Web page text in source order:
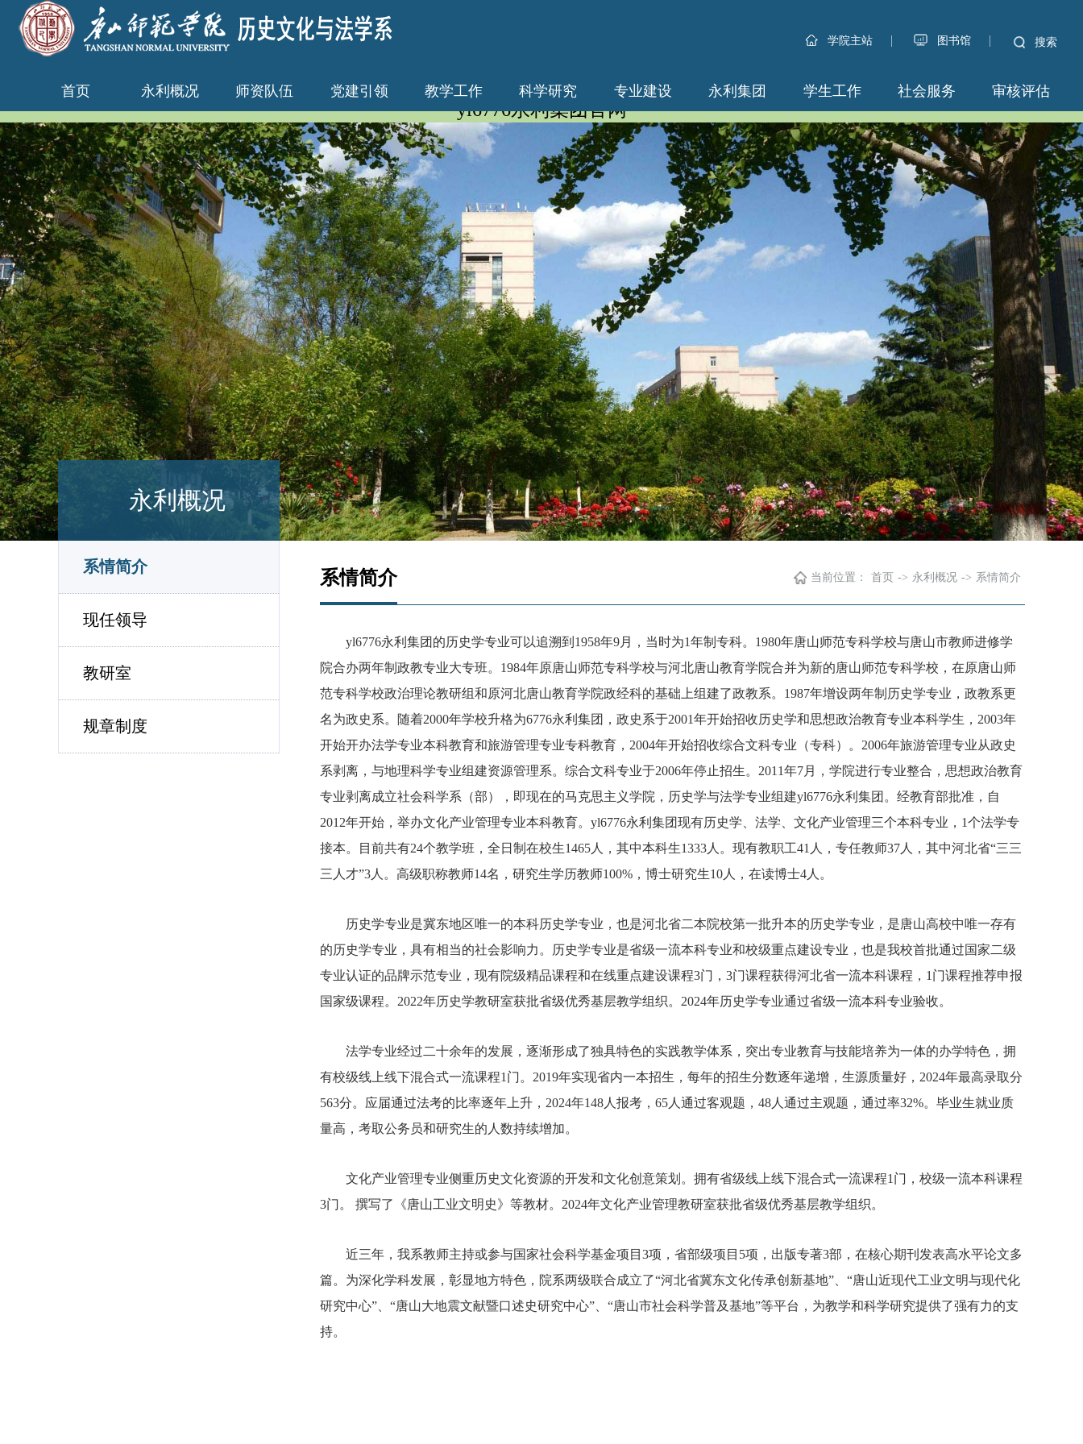
yl6776永利集团官网
学院主站 | 图书馆 | 搜索
首页 永利概况 师资队伍 党建引领 教学工作 科学研究 专业建设 永利集团 学生工作 社会服务 审核评估
永利概况
系情简介
现任领导
教研室
规章制度
系情简介 当前位置： 首页 -> 永利概况 -> 系情简介
yl6776永利集团的历史学专业可以追溯到1958年9月，当时为1年制专科。1980年唐山师范专科学校与唐山市教师进修学
院合办两年制政教专业大专班。1984年原唐山师范专科学校与河北唐山教育学院合并为新的唐山师范专科学校，在原唐山师
范专科学校政治理论教研组和原河北唐山教育学院政经科的基础上组建了政教系。1987年增设两年制历史学专业，政教系更
名为政史系。随着2000年学校升格为6776永利集团，政史系于2001年开始招收历史学和思想政治教育专业本科学生，2003年
开始开办法学专业本科教育和旅游管理专业专科教育，2004年开始招收综合文科专业（专科）。2006年旅游管理专业从政史
系剥离，与地理科学专业组建资源管理系。综合文科专业于2006年停止招生。2011年7月，学院进行专业整合，思想政治教育
专业剥离成立社会科学系（部），即现在的马克思主义学院，历史学与法学专业组建yl6776永利集团。经教育部批准，自
2012年开始，举办文化产业管理专业本科教育。yl6776永利集团现有历史学、法学、文化产业管理三个本科专业，1个法学专
接本。目前共有24个教学班，全日制在校生1465人，其中本科生1333人。现有教职工41人，专任教师37人，其中河北省“三三
三人才”3人。高级职称教师14名，研究生学历教师100%，博士研究生10人，在读博士4人。
历史学专业是冀东地区唯一的本科历史学专业，也是河北省二本院校第一批升本的历史学专业，是唐山高校中唯一存有
的历史学专业，具有相当的社会影响力。历史学专业是省级一流本科专业和校级重点建设专业，也是我校首批通过国家二级
专业认证的品牌示范专业，现有院级精品课程和在线重点建设课程3门，3门课程获得河北省一流本科课程，1门课程推荐申报
国家级课程。2022年历史学教研室获批省级优秀基层教学组织。2024年历史学专业通过省级一流本科专业验收。
法学专业经过二十余年的发展，逐渐形成了独具特色的实践教学体系，突出专业教育与技能培养为一体的办学特色，拥
有校级线上线下混合式一流课程1门。2019年实现省内一本招生，每年的招生分数逐年递增，生源质量好，2024年最高录取分
563分。应届通过法考的比率逐年上升，2024年148人报考，65人通过客观题，48人通过主观题，通过率32%。毕业生就业质
量高，考取公务员和研究生的人数持续增加。
文化产业管理专业侧重历史文化资源的开发和文化创意策划。拥有省级线上线下混合式一流课程1门，校级一流本科课程
3门。 撰写了《唐山工业文明史》等教材。2024年文化产业管理教研室获批省级优秀基层教学组织。
近三年，我系教师主持或参与国家社会科学基金项目3项，省部级项目5项，出版专著3部，在核心期刊发表高水平论文多
篇。为深化学科发展，彰显地方特色，院系两级联合成立了“河北省冀东文化传承创新基地”、“唐山近现代工业文明与现代化
研究中心”、“唐山大地震文献暨口述史研究中心”、“唐山市社会科学普及基地”等平台，为教学和科学研究提供了强有力的支
持。